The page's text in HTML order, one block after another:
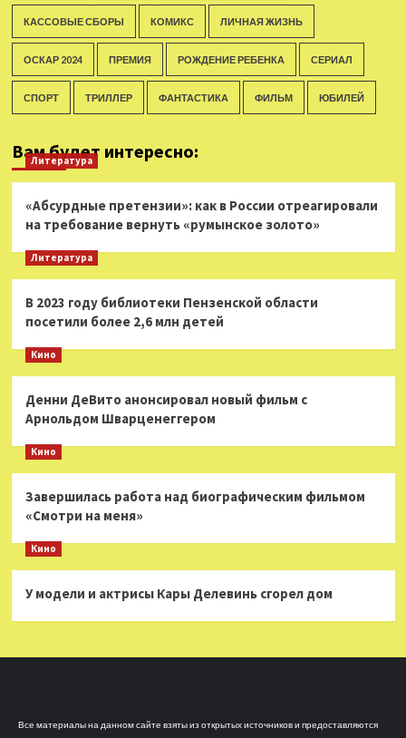
КАССОВЫЕ СБОРЫ КОМИКС ЛИЧНАЯ ЖИЗНЬ
ОСКАР 2024 ПРЕМИЯ РОЖДЕНИЕ РЕБЕНКА СЕРИАЛ
СПОРТ ТРИЛЛЕР ФАНТАСТИКА ФИЛЬМ ЮБИЛЕЙ
Вам будет интересно:
Литература
«Абсурдные претензии»: как в России отреагировали
на требование вернуть «румынское золото»
Литература
В 2023 году библиотеки Пензенской области
посетили более 2,6 млн детей
Кино
Денни ДеВито анонсировал новый фильм с
Арнольдом Шварценеггером
Кино
Завершилась работа над биографическим фильмом
«Смотри на меня»
Кино
У модели и актрисы Кары Делевинь сгорел дом
Все материалы на данном сайте взяты из открытых источников и предоставляются